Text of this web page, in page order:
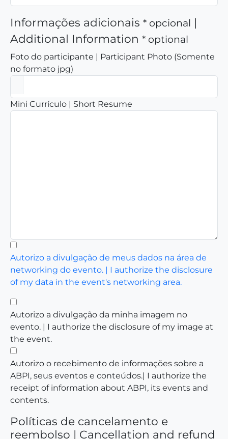
Informações adicionais * opcional |
Additional Information * optional
Foto do participante | Participant Photo (Somente
no formato jpg)
Mini Currículo | Short Resume
Autorizo a divulgação de meus dados na área de
networking do evento. | I authorize the disclosure
of my data in the event's networking area.
Autorizo a divulgação da minha imagem no
evento. | I authorize the disclosure of my image at
the event.
Autorizo o recebimento de informações sobre a
ABPI, seus eventos e conteúdos.| I authorize the
receipt of information about ABPI, its events and
contents.
Políticas de cancelamento e
reembolso | Cancellation and refund